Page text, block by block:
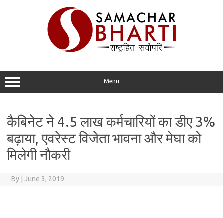
Menu
कैबिनेट ने 4.5 लाख कर्मचारियों का डीए 3%
बढ़ाया, एवरेस्ट विजेता भावना और मेघा को
मिलेगी नौकरी
By June 3, 2019